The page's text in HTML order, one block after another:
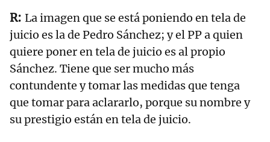
La imagen que se está poniendo en tela de
juicio es la de Pedro Sánchez; y el PP a quien
quiere poner en tela de juicio es al propio
Sánchez. Tiene que ser mucho más
contundente y tomar las medidas que tenga
que tomar para aclararlo, porque su nombre y
su prestigio están en tela de juicio.